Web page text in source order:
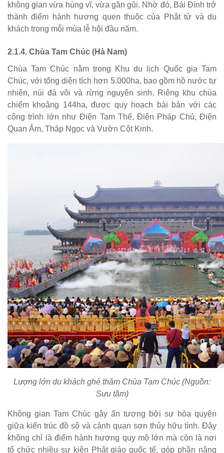
không gian vừa hùng vĩ, vừa gần gũi. Nhờ đó, Bái Đính trở
thành điểm hành hương quen thuộc của Phật tử và du
khách trong mỗi mùa lễ hội đầu năm.
2.1.4. Chùa Tam Chúc (Hà Nam)
Chùa Tam Chúc nằm trong Khu du lịch Quốc gia Tam
Chúc, với tổng diện tích hơn 5.000ha, bao gồm hồ nước tự
nhiên, núi đá vôi và rừng nguyên sinh. Riêng khu chùa
chiếm khoảng 144ha, được quy hoạch bài bản với các
công trình lớn như Điện Tam Thế, Điện Pháp Chủ, Điện
Quan Âm, Tháp Ngọc và Vườn Cột Kinh.
Lượng lớn du khách ghé thăm Chùa Tam Chúc (Nguồn:
Sưu tầm)
Không gian Tam Chúc gây ấn tượng bởi sự hòa quyện
giữa kiến trúc đồ sộ và cảnh quan sơn thủy hữu tình. Đây
không chỉ là điểm hành hương quy mô lớn mà còn là nơi
tổ chức nhiều sự kiện Phật giáo quốc tế, góp phần nâng